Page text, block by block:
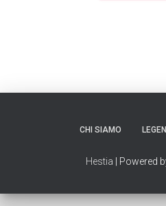
CHI SIAMO
Hestia | Powered